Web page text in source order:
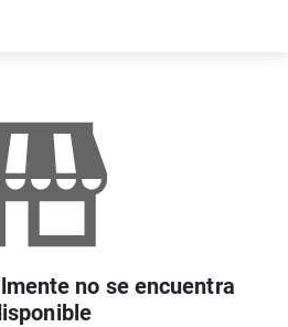
no se encuentra